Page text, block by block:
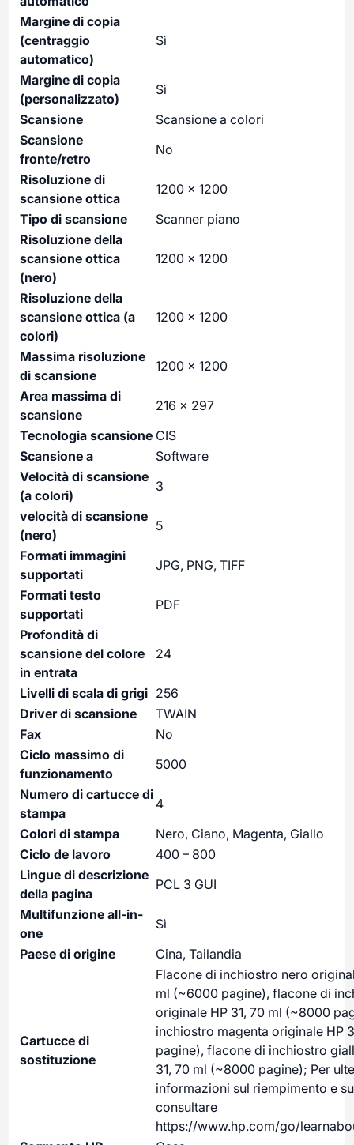
Margine di copia
(centraggio
automatico)
Sì
Margine di copia
(personalizzato)
Sì
Scansione
Scansione a colori
Scansione
fronte/retro
No
Risoluzione di
scansione ottica
1200 x 1200
Tipo di scansione
Scanner piano
Risoluzione della
scansione ottica
(nero)
1200 x 1200
Risoluzione della
scansione ottica (a
colori)
1200 x 1200
Massima risoluzione
di scansione
1200 x 1200
Area massima di
scansione
216 x 297
Tecnologia scansione CIS
Scansione a
Software
Velocità di scansione
(a colori)
3
velocità di scansione
(nero)
5
Formati immagini
supportati
JPG, PNG, TIFF
Formati testo
supportati
PDF
Profondità di
scansione del colore
in entrata
24
Livelli di scala di grigi 256
Driver di scansione
TWAIN
Fax
No
Ciclo massimo di
funzionamento
5000
Numero di cartucce di
stampa
4
Colori di stampa
Nero, Ciano, Magenta, Giallo
Ciclo de lavoro
400 – 800
Lingue di descrizione
della pagina
PCL 3 GUI
Multifunzione all-in-
one
Sì
Paese di origine
Cina, Tailandia
Cartucce di
sostituzione
Flacone di inchiostro nero
ml (~6000 pagine), flacone di
originale HP 31, 70 ml (~8000
inchiostro magenta originale HP
pagine), flacone di inchiostro
31, 70 ml (~8000 pagine); Per
informazioni sul riempimento e
consultare
https://www.hp.com/go/